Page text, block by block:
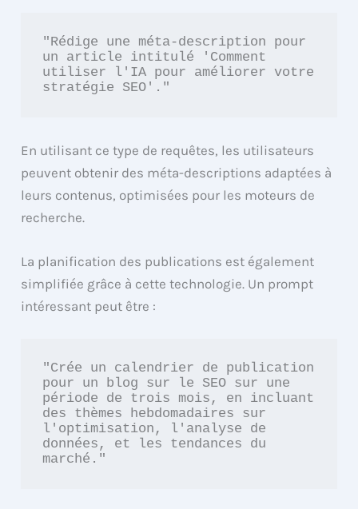
"Rédige une méta-description pour
un article intitulé 'Comment
utiliser l'IA pour améliorer votre
stratégie SEO'."
En utilisant ce type de requêtes, les utilisateurs
peuvent obtenir des méta-descriptions adaptées à
leurs contenus, optimisées pour les moteurs de
recherche.
La planification des publications est également
simplifiée grâce à cette technologie. Un prompt
intéressant peut être :
"Crée un calendrier de publication
pour un blog sur le SEO sur une
période de trois mois, en incluant
des thèmes hebdomadaires sur
l'optimisation, l'analyse de
données, et les tendances du
marché."